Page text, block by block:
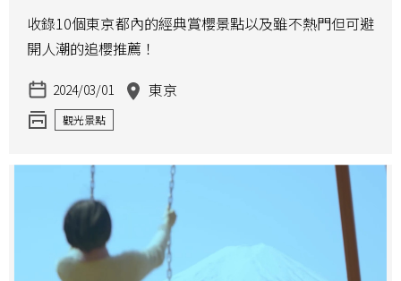
收錄10個東京都內的經典賞櫻景點以及雖不熱門但可避
開人潮的追櫻推薦！
2024/03/01 東京
觀光景點